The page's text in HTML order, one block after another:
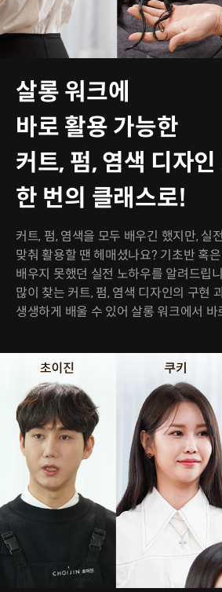
살롱 워크에
바로 활용 가능한
커트, 펌, 염색 디자
한 번의 클래스로!
커트, 펌, 염색을 모두 배우긴 했지만, 실
맞춰 활용할 땐 헤매셨나요? 기초반 혹
배우지 못했던 실전 노하우를 알려드립
많이 찾는 커트, 펌, 염색 디자인의 구현
생생하게 배울 수 있어 살롱 워크에서